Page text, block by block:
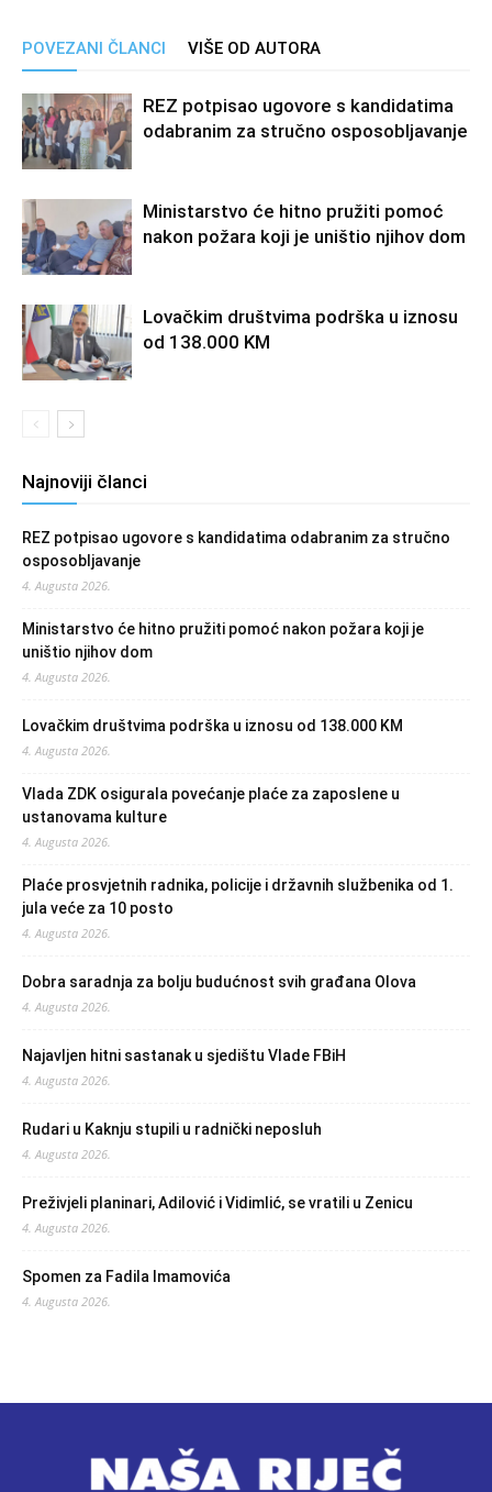
POVEZANI ČLANCI VIŠE OD AUTORA
REZ potpisao ugovore s kandidatima
odabranim za stručno osposobljavanje
Ministarstvo će hitno pružiti pomoć
nakon požara koji je uništio njihov dom
Lovačkim društvima podrška u iznosu
od 138.000 KM
Najnoviji članci
REZ potpisao ugovore s kandidatima odabranim za stručno
osposobljavanje
4. Augusta 2026.
Ministarstvo će hitno pružiti pomoć nakon požara koji je
uništio njihov dom
4. Augusta 2026.
Lovačkim društvima podrška u iznosu od 138.000 KM
4. Augusta 2026.
Vlada ZDK osigurala povećanje plaće za zaposlene u
ustanovama kulture
4. Augusta 2026.
Plaće prosvjetnih radnika, policije i državnih službenika od 1.
jula veće za 10 posto
4. Augusta 2026.
Dobra saradnja za bolju budućnost svih građana Olova
4. Augusta 2026.
Najavljen hitni sastanak u sjedištu Vlade FBiH
4. Augusta 2026.
Rudari u Kaknju stupili u radnički neposluh
4. Augusta 2026.
Preživjeli planinari, Adilović i Vidimlić, se vratili u Zenicu
4. Augusta 2026.
Spomen za Fadila Imamovića
4. Augusta 2026.